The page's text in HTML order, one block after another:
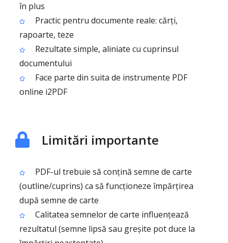
în plus
Practic pentru documente reale: cărți,
rapoarte, teze
Rezultate simple, aliniate cu cuprinsul
documentului
Face parte din suita de instrumente PDF
online i2PDF
Limitări importante
PDF-ul trebuie să conțină semne de carte
(outline/cuprins) ca să funcționeze împărțirea
după semne de carte
Calitatea semnelor de carte influențează
rezultatul (semne lipsă sau greșite pot duce la